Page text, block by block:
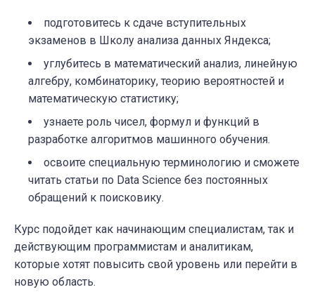
подготовитесь к сдаче вступительных
экзаменов в Школу анализа данных Яндекса;
углубитесь в математический анализ, линейную
алгебру, комбинаторику, теорию вероятностей и
математическую статистику;
узнаете роль чисел, формул и функций в
разработке алгоритмов машинного обучения.
освоите специальную терминологию и сможете
читать статьи по Data Science без постоянных
обращений к поисковику.
Курс подойдет как начинающим специалистам, так и
действующим программистам и аналитикам,
которые хотят повысить свой уровень или перейти в
новую область.